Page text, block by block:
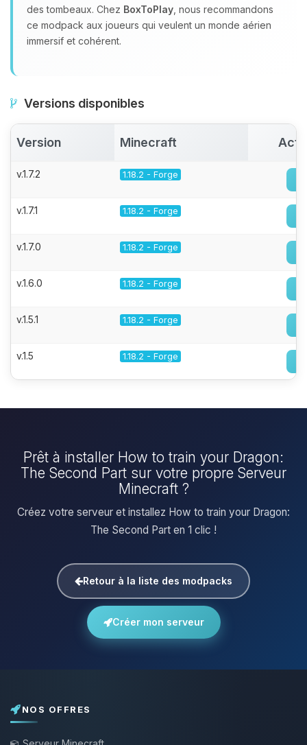
des tombeaux. Chez BoxToPlay , nous recommandons
ce modpack aux joueurs qui veulent un monde aérien
immersif et cohérent.
Versions disponibles
Version Minecraft
v.1.7.2 1.18.2 - Forge
v.1.7.1 1.18.2 - Forge
v.1.7.0 1.18.2 - Forge
v.1.6.0 1.18.2 - Forge
v.1.5.1 1.18.2 - Forge
v.1.5 1.18.2 - Forge
Prêt à installer How to train your Dragon:
The Second Part sur votre propre Serveur
Minecraft ?
Créez votre serveur et installez How to train your Dragon:
The Second Part en 1 clic !
Retour à la liste des modpacks
Créer mon serveur
NOS OFFRES